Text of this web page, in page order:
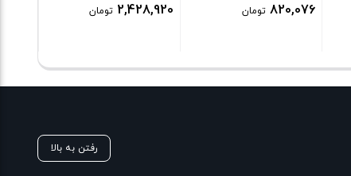
820,076 تومان
LUXURY JIGGING X9
2,428,920 تومان
رفتن به بالا